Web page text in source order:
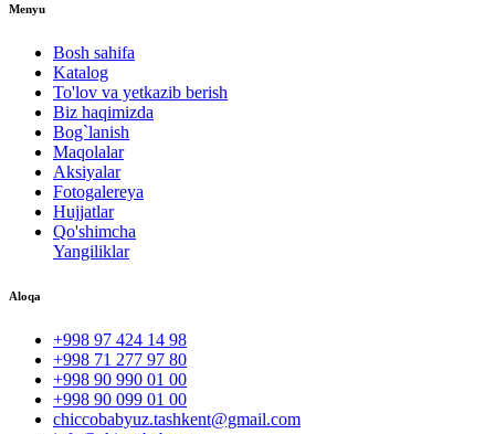
Menyu
Bosh sahifa
Katalog
To'lov va yetkazib berish
Biz haqimizda
Bog`lanish
Maqolalar
Aksiyalar
Fotogalereya
Hujjatlar
Qo'shimcha
Yangiliklar
Aloqa
+998 97 424 14 98
+998 71 277 97 80
+998 90 990 01 00
+998 90 099 01 00
chiccobabyuz.tashkent@gmail.com